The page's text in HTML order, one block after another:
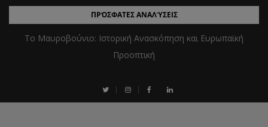
ΠΡΌΣΦΑΤΕΣ ΑΝΑΛΎΣΕΙΣ
Το Μαυροβούνιο: Ιστορική Ανασκόπηση και Ευρωπαϊκή
Προοπτική